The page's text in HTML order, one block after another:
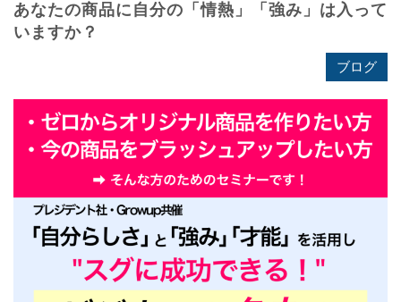
あなたの商品に自分の「情熱」「強み」は入って
いますか？
ブログ